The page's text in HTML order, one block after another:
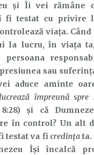
și Îi vei rămâne
fi testat cu privire
viața.
la lucru, în viața
persoana
sau
aduce aminte
împreună spre
și că
în control? Un alt
testat va fi credința ta.
Își încalcă